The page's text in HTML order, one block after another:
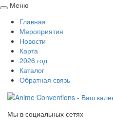
Свернуть
развернуть
Меню
Главная
Мероприятия
Новости
Карта
2026 год
Каталог
Обратная связь
Мы в социальных сетях